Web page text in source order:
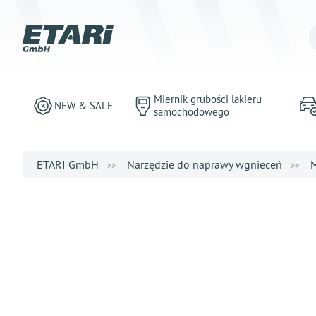
NEW & SALE
Miernik grubości lakieru
samochodowego
ETARI GmbH Narzędzie do naprawy wgnieceń